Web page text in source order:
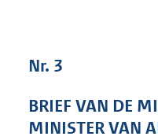
Nr. 3
BRIEF VAN DE
MINISTER VAN